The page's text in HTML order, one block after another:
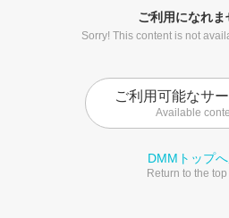
ご利用になれま
Sorry! This content is not
ご利用可能なサ
Available
DMMトップ
Return to the